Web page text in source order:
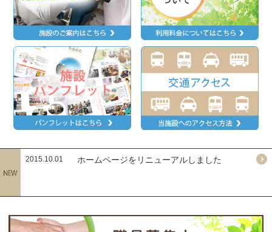
2015.10.01 ホームページをリニューアルしました